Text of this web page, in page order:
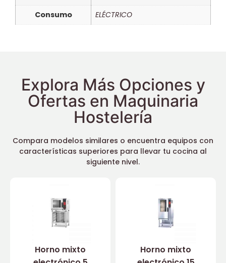
Consumo
ELÉCTRICO
Explora Más Opciones y
Ofertas en Maquinaria
Hostelería
Compara modelos similares o encuentra equipos con
características superiores para llevar tu cocina al
siguiente nivel.
Horno mixto
Horno mixto